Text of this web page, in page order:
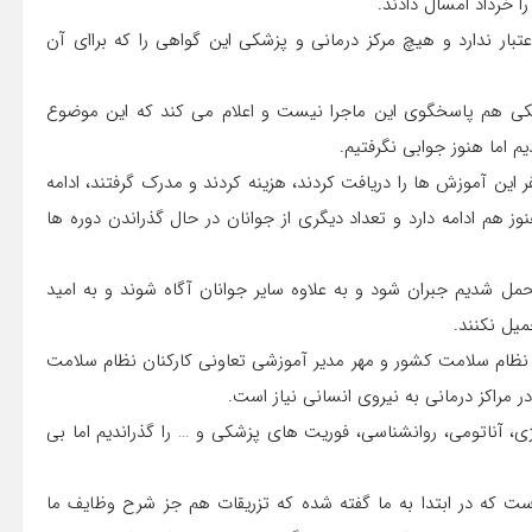
ندارد و هیچ مرکز درمانی و پزشکی این گواهی را که براای آن
هم پاسخگوی این ماجرا نیست و اعلام می کند که این موضوع
اما هنوز جوابی نگرفتیم.
کرمانشاهی با اشاره به اینکه در کرمانشاه حدود ۸۰۰ نفر این آموزش ها را دریافت کردند، هزینه کردند و مدرک گرفتند، ادامه
دارد و تعداد دیگری از جوانان در حال گذراندن دوره ها
شدیم جبران شود و به علاوه سایر جوانان آگاه شوند و به امید
نکنند.
سلامت کشور و مهر مدیر آموزشی تعاونی کارکنان نظام سلامت
درمانی به نیروی انسانی نیاز است.
روانشناسی، فوریت های پزشکی و … را گذراندیم اما بی
که در ابتدا به ما گفته شده که تزریقات هم جز شرح وظایف ما